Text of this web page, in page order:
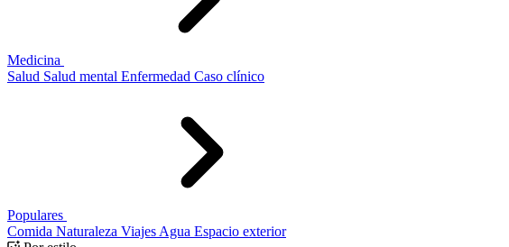
Medicina
Salud Salud mental Enfermedad Caso clínico
Populares
Comida Naturaleza Viajes Agua Espacio exterior